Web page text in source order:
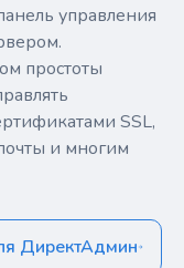
управления
простоты
SSL,
и многим
ДиректАдмин